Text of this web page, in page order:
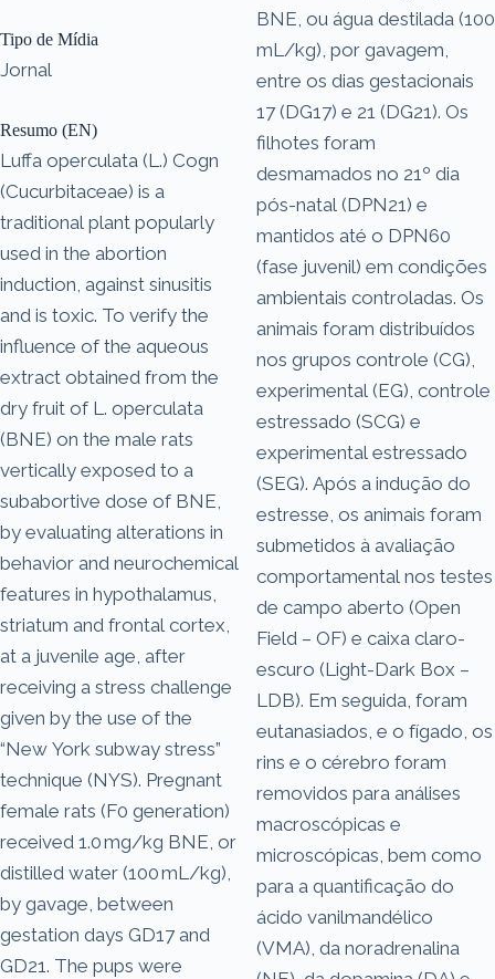
Tipo de Mídia
Jornal
Resumo (EN)
Luffa operculata (L.) Cogn
(Cucurbitaceae) is a
traditional plant popularly
used in the abortion
induction, against sinusitis
and is toxic. To verify the
influence of the aqueous
extract obtained from the
dry fruit of L. operculata
(BNE) on the male rats
vertically exposed to a
subabortive dose of BNE,
by evaluating alterations in
behavior and neurochemical
features in hypothalamus,
striatum and frontal cortex,
at a juvenile age, after
receiving a stress challenge
given by the use of the
“New York subway stress”
technique (NYS). Pregnant
female rats (F0 generation)
received 1.0 mg/kg BNE, or
distilled water (100 mL/kg),
by gavage, between
gestation days GD17 and
GD21. The pups were
BNE, ou água destilada (100
mL/kg), por gavagem,
entre os dias gestacionais
17 (DG17) e 21 (DG21). Os
filhotes foram
desmamados no 21º dia
pós-natal (DPN21) e
mantidos até o DPN60
(fase juvenil) em condições
ambientais controladas. Os
animais foram distribuídos
nos grupos controle (CG),
experimental (EG), controle
estressado (SCG) e
experimental estressado
(SEG). Após a indução do
estresse, os animais foram
submetidos à avaliação
comportamental nos testes
de campo aberto (Open
Field – OF) e caixa claro-
escuro (Light-Dark Box –
LDB). Em seguida, foram
eutanasiados, e o fígado, os
rins e o cérebro foram
removidos para análises
macroscópicas e
microscópicas, bem como
para a quantificação do
ácido vanilmandélico
(VMA), da noradrenalina